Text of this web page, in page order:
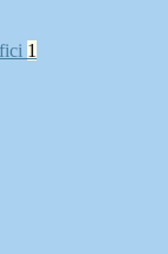
1